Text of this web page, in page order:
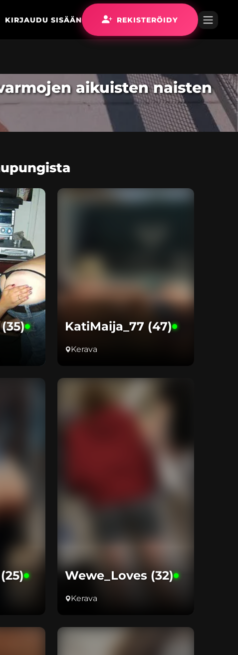
KIRJAUDU SISÄÄN REKISTERÖIDY
aikuisten naisten
KatiMaija_77 (47)
Kerava
Wewe_Loves (32)
Kerava